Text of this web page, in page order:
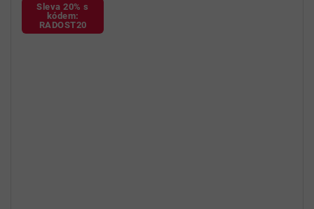
Sleva 20% s
kódem:
RADOST20